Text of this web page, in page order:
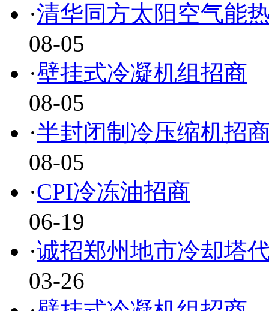
·清华同方太阳空气能
08-05
·壁挂式冷凝机组招商
08-05
·半封闭制冷压缩机招
08-05
·CPI冷冻油招商
06-19
·诚招郑州地市冷却塔
03-26